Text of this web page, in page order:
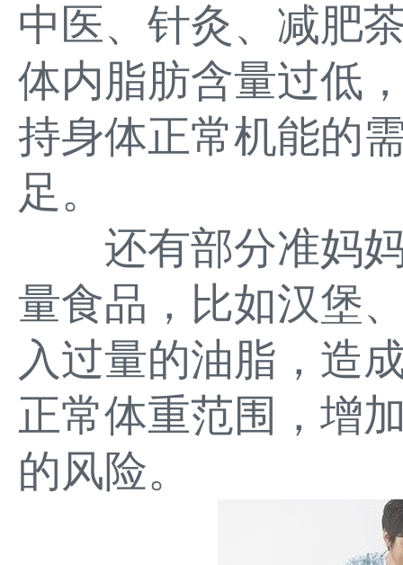
中医、针灸、减肥
体内脂肪含量过低
持身体正常机能的
足。
还有部分准妈妈
量食品，比如汉堡
入过量的油脂，造
正常体重范围，增
的风险。